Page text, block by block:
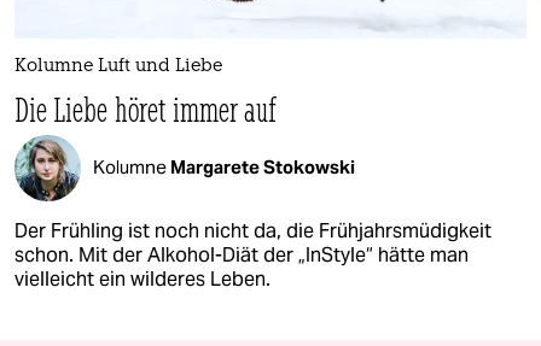
Kolumne Luft und Liebe
Die Liebe höret immer auf
Kolumne Margarete Stokowski
Der Frühling ist noch nicht da, die Frühjahrsmüdigkeit
schon. Mit der Alkohol-Diät der „InStyle“ hätte man
vielleicht ein wilderes Leben.